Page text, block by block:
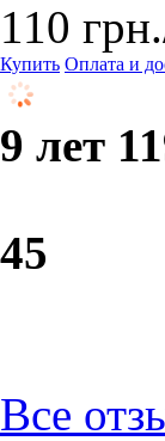
110 грн.
Купить Оплата и
9 лет
45
Все